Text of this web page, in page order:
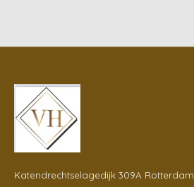
Katendrechtselagedijk 309A Rotterdam